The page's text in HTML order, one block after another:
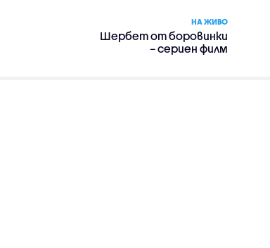
НА ЖИВО
Шербет от боровинки
– сериен филм